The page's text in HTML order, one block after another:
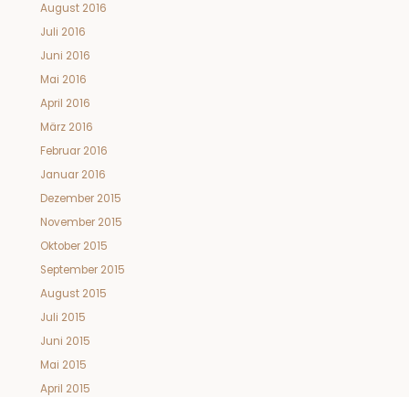
August 2016
Juli 2016
Juni 2016
Mai 2016
April 2016
März 2016
Februar 2016
Januar 2016
Dezember 2015
November 2015
Oktober 2015
September 2015
August 2015
Juli 2015
Juni 2015
Mai 2015
April 2015